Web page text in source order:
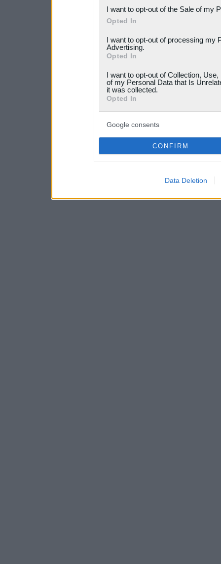
Please note that this
services and may gather
not limited to your visit or
your data for below
consent section.
I want to opt-out of the Sale of my
Opted In
I want to opt-out of processing my
Advertising.
Opted In
I want to opt-out of Collection,
of my Personal Data that Is
it was collected.
Opted In
Google consents
CONFIRM
Data Deletion